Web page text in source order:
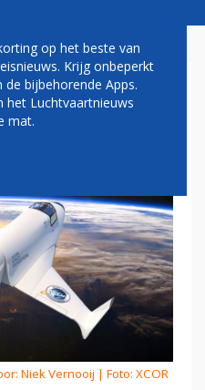
XCOR
Niek Vernooij | Foto: XCOR
op het beste van
Krijg onbeperkt
bijbehorende Apps.
het Luchtvaartnieuws
mat.